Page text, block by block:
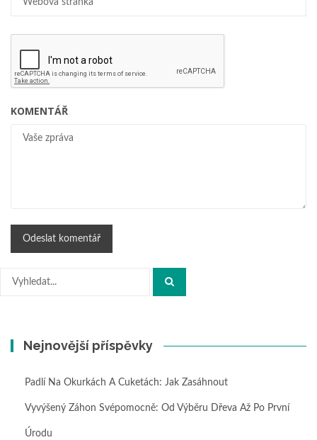
KOMENTÁŘ
Hledat:
Nejnovější příspěvky
Padlí Na Okurkách A Cuketách: Jak Zasáhnout
Vyvýšený Záhon Svépomocně: Od Výběru Dřeva Až Po První
Úrodu